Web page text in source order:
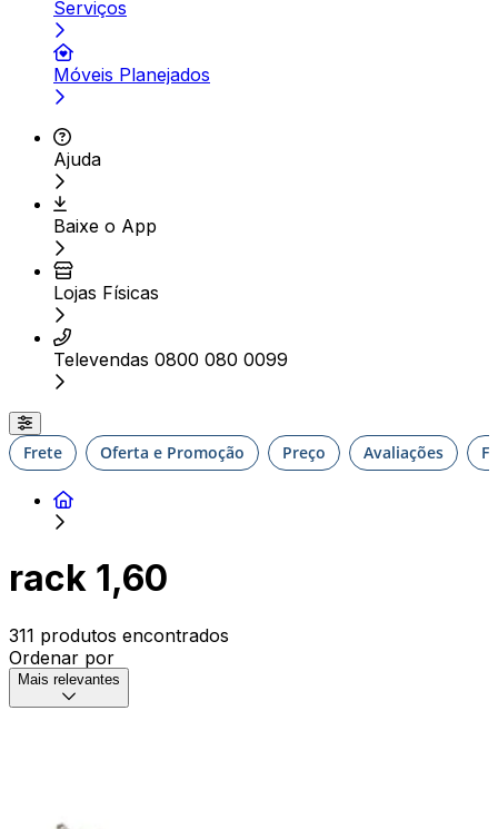
Serviços
Móveis Planejados
Ajuda
Baixe o App
Lojas Físicas
Televendas 0800 080 0099
Frete Oferta e Promoção Preço Avaliações
rack 1,60
311 produtos encontrados
Ordenar por
Mais relevantes